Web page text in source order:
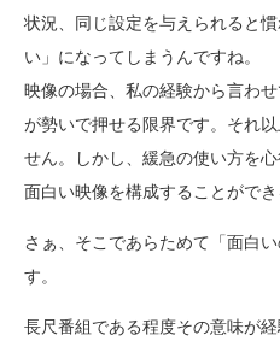
状況、同じ設定を与えられると
い」になってしまうんですね。
映像の場合、私の経験から言わ
が勢いで押せる限界です。それ
せん。しかし、緩急の使い方を
面白い映像を構成することができ
さぁ、そこであらためて「面白
す。
長尺番組である程度その意味が